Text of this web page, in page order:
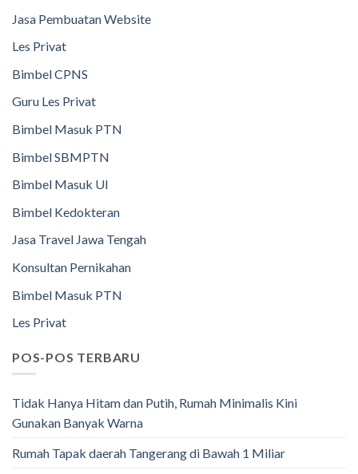
Jasa Pembuatan Website
Les Privat
Bimbel CPNS
Guru Les Privat
Bimbel Masuk PTN
Bimbel SBMPTN
Bimbel Masuk UI
Bimbel Kedokteran
Jasa Travel Jawa Tengah
Konsultan Pernikahan
Bimbel Masuk PTN
Les Privat
POS-POS TERBARU
Tidak Hanya Hitam dan Putih, Rumah Minimalis Kini
Gunakan Banyak Warna
Rumah Tapak daerah Tangerang di Bawah 1 Miliar